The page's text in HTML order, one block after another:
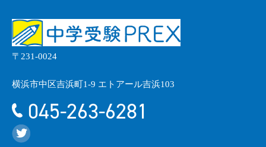
〒231-0024
横浜市中区吉浜町1-9 エトアール吉浜103
045-263-6281